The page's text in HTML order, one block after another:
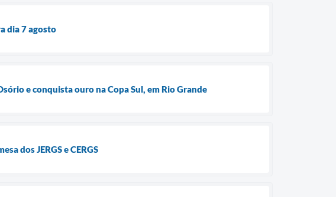
dia 7 agosto
e conquista ouro na Copa Sul, em Rio Grande
dos JERGS e CERGS